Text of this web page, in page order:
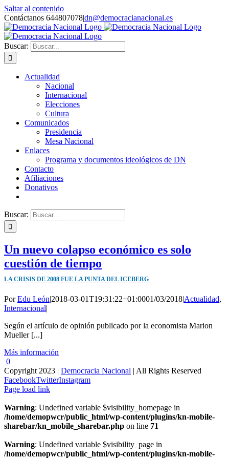
Saltar al contenido
Contáctanos 644807078|dn@democracianacional.es
Buscar:
Actualidad
Nacional
Internacional
Elecciones
Cultura
Comunicados
Presidencia
Mesa Nacional
Enlaces
Programa y documentos ideológicos de DN
Contacto
Afiliaciones
Donativos
Buscar:
Un nuevo colapso económico es solo
cuestión de tiempo
LA CRISIS DE 2008 FUE LA PUNTA DEL ICEBERG
PorEdu León|2018-03-01T19:31:22+01:0001/03/2018|Actualidad,
Internacional|
Según el artículo de opinión publicado por la economista Marion
Mueller [...]
Más información
0
Copyright 2023 | Democracia Nacional | All Rights Reserved
FacebookTwitterInstagram
Page load link
Warning: Undefined variable $visibility_homepage in
/home/demopwcr/public_html/wp-content/plugins/kn-mobile-
sharebar/kn_mobile_sharebar.php on line 71
Warning: Undefined variable $visibility_page in
/home/demopwcr/public_html/wp-content/plugins/kn-mobile-